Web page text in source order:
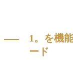
1。を機
ード